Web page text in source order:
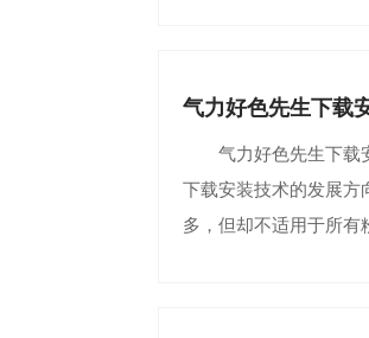
气力好色先生下载
气力好色先生下载安
下载安装技术的发展方
多，但却不适用于所